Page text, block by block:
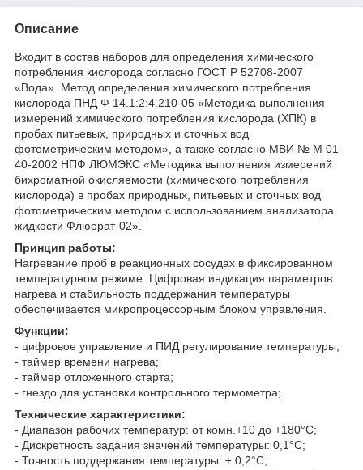
Описание
Входит в состав наборов для определения химического
потребления кислорода согласно ГОСТ Р 52708-2007
«Вода». Метод определения химического потребления
кислорода ПНД Ф 14.1:2:4.210-05 «Методика выполнения
измерений химического потребления кислорода (ХПК) в
пробах питьевых, природных и сточных вод
фотометрическим методом», а также согласно МВИ № М 01-
40-2002 НПФ ЛЮМЭКС «Методика выполнения измерений
бихроматной окисляемости (химического потребления
кислорода) в пробах природных, питьевых и сточных вод
фотометрическим методом с использованием анализатора
жидкости Флюорат-02».
Принцип работы:
Нагревание проб в реакционных сосудах в фиксированном
температурном режиме. Цифровая индикация параметров
нагрева и стабильность поддержания температуры
обеспечивается микропроцессорным блоком управления.
Функции:
- цифровое управление и ПИД регулирование температуры;
- таймер времени нагрева;
- таймер отложенного старта;
- гнездо для установки контрольного термометра;
Технические характеристики:
- Диапазон рабочих температур: от комн.+10 до +180°С;
- Дискретность задания значений температуры: 0,1°С;
- Точность поддержания температуры: ± 0,2°С;